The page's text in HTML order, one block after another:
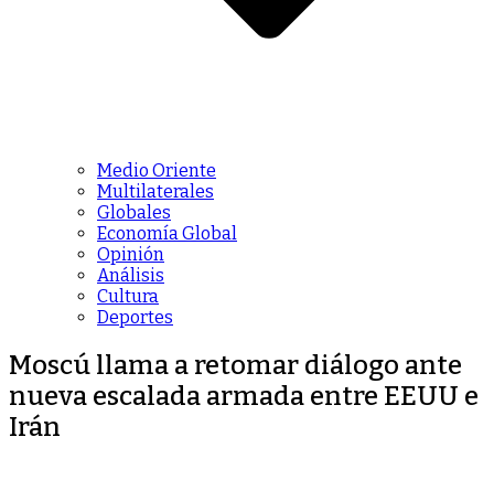
Medio Oriente
Multilaterales
Globales
Economía Global
Opinión
Análisis
Cultura
Deportes
Moscú llama a retomar diálogo ante
nueva escalada armada entre EEUU e
Irán